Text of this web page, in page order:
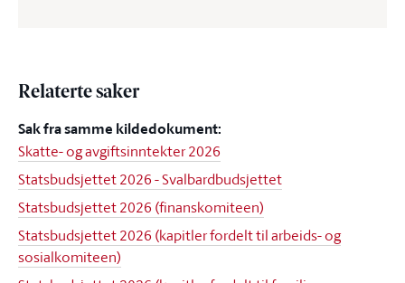
Relaterte saker
Sak fra samme kildedokument:
Skatte- og avgiftsinntekter 2026
Statsbudsjettet 2026 - Svalbardbudsjettet
Statsbudsjettet 2026 (finanskomiteen)
Statsbudsjettet 2026 (kapitler fordelt til arbeids- og
sosialkomiteen)